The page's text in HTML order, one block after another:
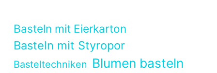
Basteln mit Eierkarton
Basteln mit Styropor
Basteltechniken Blumen basteln